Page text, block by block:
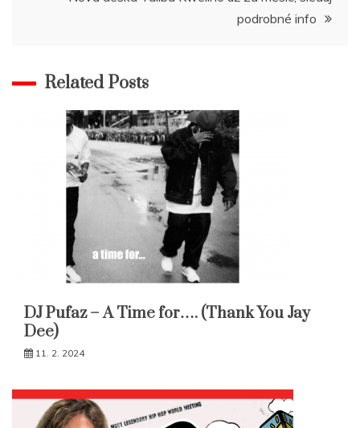
podrobné info
Related Posts
DJ Pufaz – A Time for…. (Thank You Jay
Dee)
11. 2. 2024